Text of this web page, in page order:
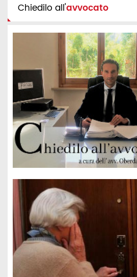
Chiedilo all'avvocato